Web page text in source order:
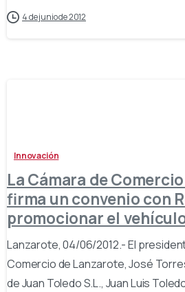
4 de junio de 2012
Innovación
La Cámara de
firma un convenio con
promocionar el
Lanzarote, 04/06/2012.- El
Comercio de Lanzarote, José
de Juan Toledo S.L., Juan Luis